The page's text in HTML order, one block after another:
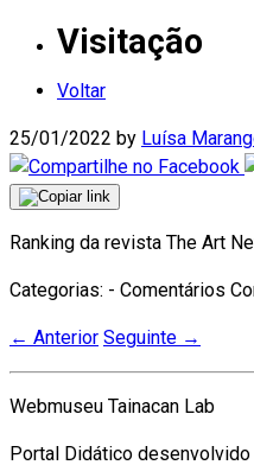
Visitação
Voltar
25/01/2022 by Luísa
Ranking da revista The Art
Categorias: - Comentários
← Anterior Seguinte →
Webmuseu Tainacan Lab
Portal Didático